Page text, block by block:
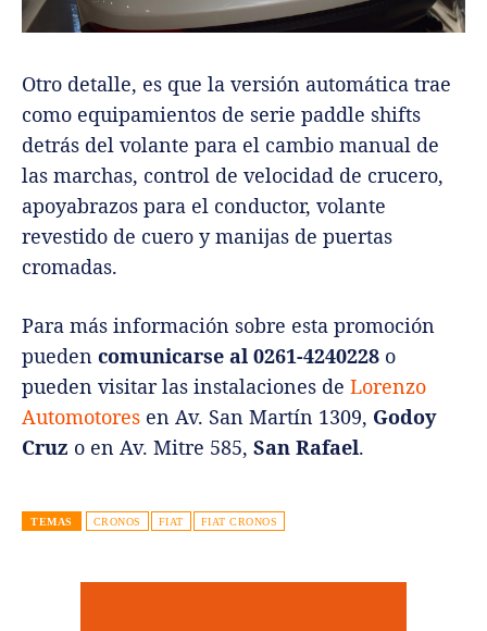
Otro detalle, es que la versión automática trae
como equipamientos de serie paddle shifts
detrás del volante para el cambio manual de
las marchas, control de velocidad de crucero,
apoyabrazos para el conductor, volante
revestido de cuero y manijas de puertas
cromadas.
Para más información sobre esta promoción
pueden comunicarse al 0261-4240228 o
pueden visitar las instalaciones de Lorenzo
Automotores en Av. San Martín 1309, Godoy
Cruz o en Av. Mitre 585, San Rafael.
TEMAS CRONOS FIAT FIAT CRONOS